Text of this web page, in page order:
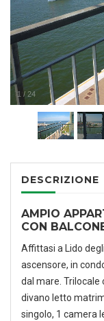
1 / 24
DESCRIZIONE
AMPIO
CON
Affittasi a Lido
ascensore, in
dal mare. Trilocale
divano letto
singolo, 1 camera